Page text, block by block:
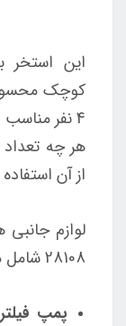
4 نفر
هر چه
از آن
لوازم
28108 شامل موارد زیر است:
پمپ